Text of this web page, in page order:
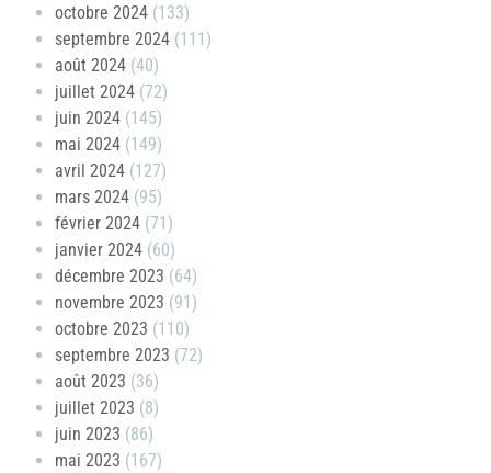
octobre 2024 (133)
septembre 2024 (111)
août 2024 (40)
juillet 2024 (72)
juin 2024 (145)
mai 2024 (149)
avril 2024 (127)
mars 2024 (95)
février 2024 (71)
janvier 2024 (60)
décembre 2023 (64)
novembre 2023 (91)
octobre 2023 (110)
septembre 2023 (72)
août 2023 (36)
juillet 2023 (8)
juin 2023 (86)
mai 2023 (167)